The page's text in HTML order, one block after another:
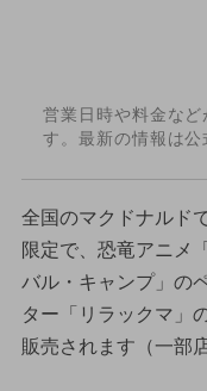
営業日時や料金な
す。最新の情報は公
全国のマクドナルド
限定で、恐竜アニメ
バル・キャンプ」の
ター「リラックマ」
販売されます（一部